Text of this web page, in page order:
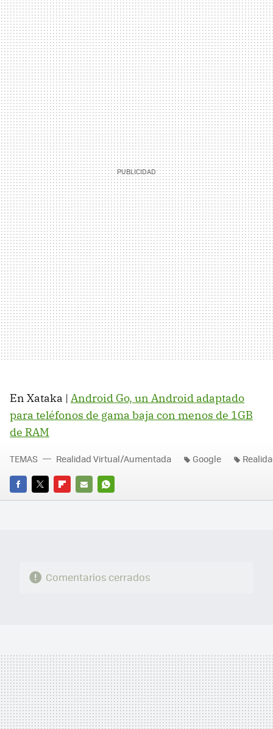
En Xataka | Android Go, un Android adaptado
para teléfonos de gama baja con menos de 1GB
de RAM
FACEBOOK
TWITTERFLIPBOARD
E-
WHATSAPP
TEMAS Realidad Virtual/Aumentada Google
Comentarios cerrados